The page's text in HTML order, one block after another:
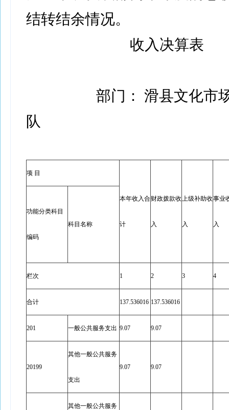
结转结余情况。
收入决算表
部门： 滑县文化市
队
项 目
本年收入合
计
财政拨款收
入
上级补助收
入
事业
入
功能分类科目
编码
科目名称
栏次 1 2 3 4
合计 137.536016 137.536016
201 一般公共服务支出 9.07 9.07
20199
其他一般公共服务
支出
9.07 9.07
其他一般公共服务